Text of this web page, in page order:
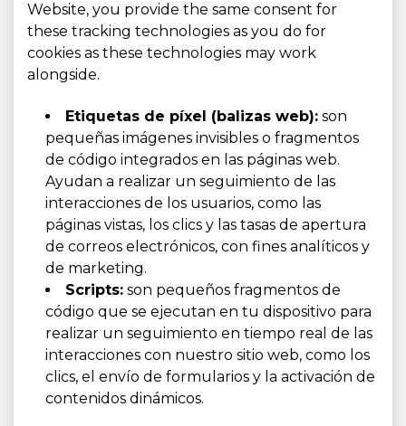
Website, you provide the same consent for
these tracking technologies as you do for
cookies as these technologies may work
alongside.
Etiquetas de píxel (balizas web): son
pequeñas imágenes invisibles o fragmentos
de código integrados en las páginas web.
Ayudan a realizar un seguimiento de las
interacciones de los usuarios, como las
páginas vistas, los clics y las tasas de apertura
de correos electrónicos, con fines analíticos y
de marketing.
Scripts: son pequeños fragmentos de
código que se ejecutan en tu dispositivo para
realizar un seguimiento en tiempo real de las
interacciones con nuestro sitio web, como los
clics, el envío de formularios y la activación de
contenidos dinámicos.